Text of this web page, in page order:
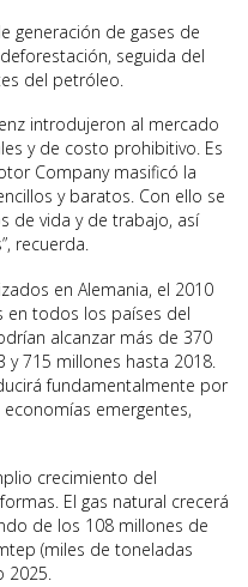
generación de gases de
seguida del
del petróleo.
introdujeron al mercado
y de costo prohibitivo. Es
Company masificó la
y baratos. Con ello se
de vida y de trabajo, así
recuerda.
en Alemania, el 2010
en todos los países del
alcanzar más de 370
715 millones hasta 2018.
fundamentalmente por
emergentes,
crecimiento del
El gas natural crecerá
de los 108 millones de
(miles de toneladas
2025.